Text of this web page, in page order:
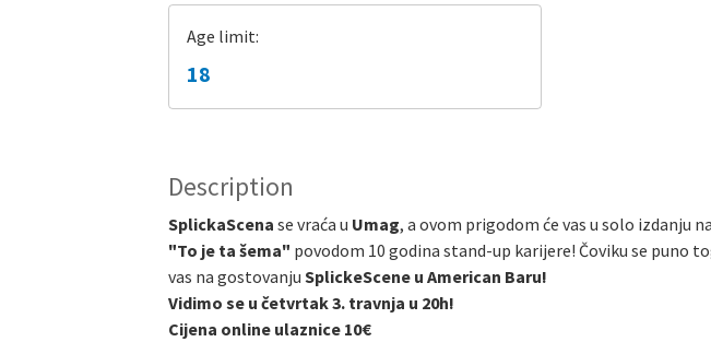
Age limit:
18
Description
SplickaScena se vraća u Umag, a ovom prigodom će vas u solo izdanju
"To je ta šema" povodom 10 godina stand-up karijere! Čoviku se puno
vas na gostovanju SplickeScene u American Baru!
Vidimo se u četvrtak 3. travnja u 20h!
Cijena online ulaznice 10€